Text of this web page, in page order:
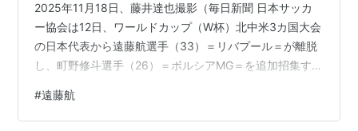
2025年11月18日、藤井達也撮影（毎日新聞 日本サッカ
ー協会は12日、ワールドカップ（W杯）北中米3カ国大会
の日本代表から遠藤航選手（33）＝リバプール＝が離脱
し、町野修斗選手（26）＝ボルシアMG＝を追加招集する
やかに開会式 町野選手は前回2022年カタール大会に続
き、W杯メンバーに追加招集されることになった。 町野
#遠藤航